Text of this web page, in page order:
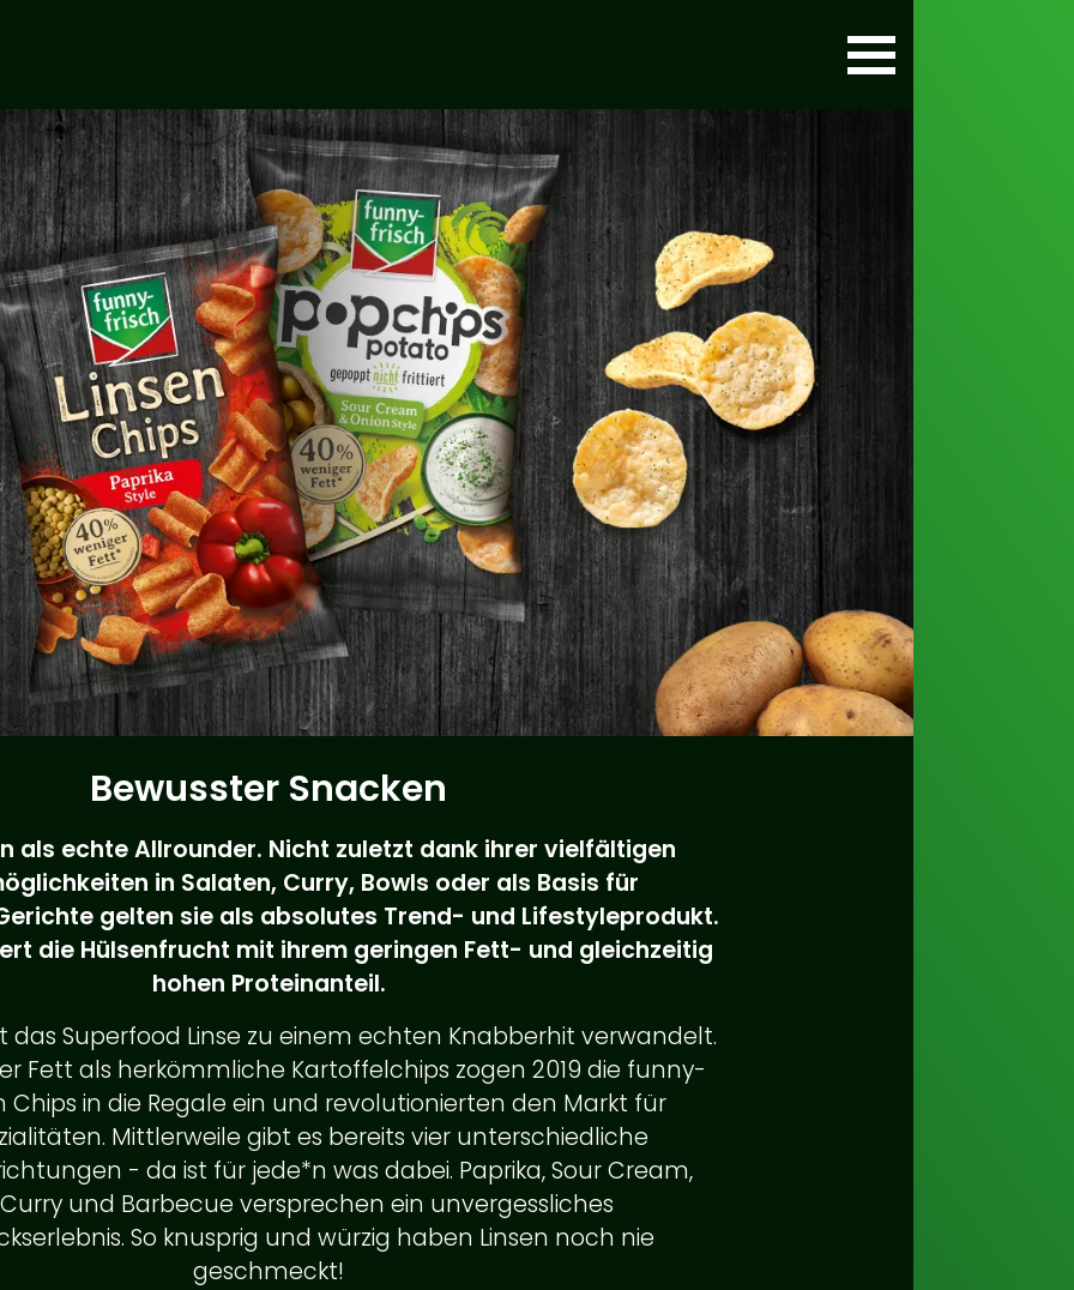
Bewusster Snacken
als echte Allrounder. Nicht zuletzt dank ihrer vielfältigen
in Salaten, Curry, Bowls oder als Basis für
gelten sie als absolutes Trend- und Lifestyleprodukt.
die Hülsenfrucht mit ihrem geringen Fett- und gleichzeitig
hohen Proteinanteil.
Superfood Linse zu einem echten Knabberhit verwandelt.
Fett als herkömmliche Kartoffelchips zogen 2019 die funny-
Chips in die Regale ein und revolutionierten den Markt für
Mittlerweile gibt es bereits vier unterschiedliche
- da ist für jede*n was dabei. Paprika, Sour Cream,
und Barbecue versprechen ein unvergessliches
So knusprig und würzig haben Linsen noch nie
geschmeckt!